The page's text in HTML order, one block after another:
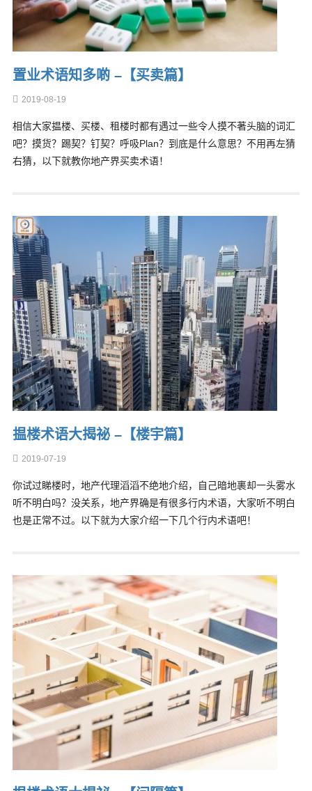
置业术语知多啲 –【买卖篇】
2019-08-19
相信大家揾楼、买楼、租楼时都有遇过一些令人摸不著头脑的词汇
吧？摸货？踢契？钉契？呼吸Plan？到底是什么意思？不用再左猜
右猜，以下就教你地产界买卖术语！
揾楼术语大揭祕 –【楼宇篇】
2019-07-19
你试过睇楼时，地产代理滔滔不绝地介绍，自己暗地裹却一头雾水
听不明白吗？没关系，地产界确是有很多行内术语，大家听不明白
也是正常不过。以下就为大家介绍一下几个行内术语吧！